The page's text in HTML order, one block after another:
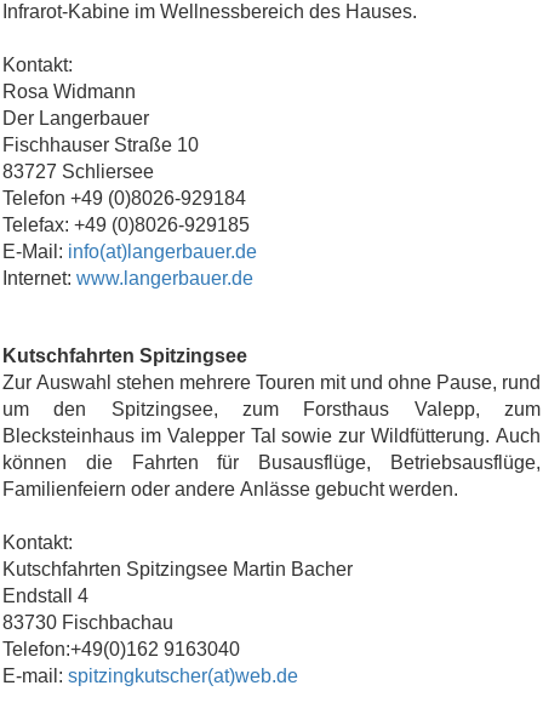
Infrarot-Kabine im Wellnessbereich des Hauses.
Kontakt:
Rosa Widmann
Der Langerbauer
Fischhauser Straße 10
83727 Schliersee
Telefon +49 (0)8026-929184
Telefax: +49 (0)8026-929185
E-Mail: info(at)langerbauer.de
Internet: www.langerbauer.de
Kutschfahrten Spitzingsee
Zur Auswahl stehen mehrere Touren mit und ohne Pause, rund
um den Spitzingsee, zum Forsthaus Valepp, zum
Blecksteinhaus im Valepper Tal sowie zur Wildfütterung. Auch
können die Fahrten für Busausflüge, Betriebsausflüge,
Familienfeiern oder andere Anlässe gebucht werden.
Kontakt:
Kutschfahrten Spitzingsee Martin Bacher
Endstall 4
83730 Fischbachau
Telefon:+49(0)162 9163040
E-mail: spitzingkutscher(at)web.de